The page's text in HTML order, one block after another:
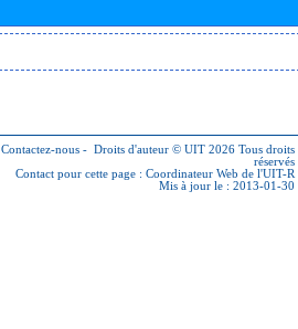
Contactez-nous - Droits d'auteur © UIT 2026 Tous droits
réservés
Contact pour cette page : Coordinateur Web de l'UIT-R
Mis à jour le : 2013-01-30